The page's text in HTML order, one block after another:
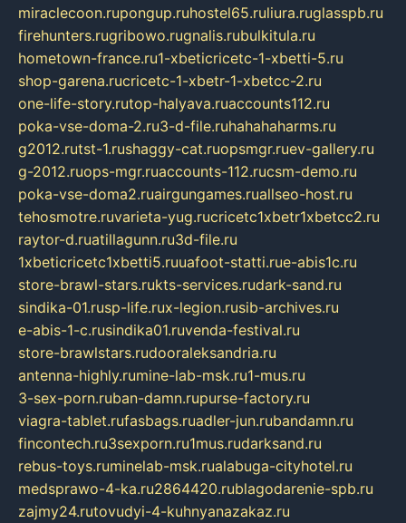
miraclecoon.rupongup.ruhostel65.ruliura.ruglasspb.ru
firehunters.rugribowo.rugnalis.rubulkitula.ru
hometown-france.ru1-xbeticricetc-1-xbetti-5.ru
shop-garena.rucricetc-1-xbetr-1-xbetcc-2.ru
one-life-story.rutop-halyava.ruaccounts112.ru
poka-vse-doma-2.ru3-d-file.ruhahahaharms.ru
g2012.rutst-1.rushaggy-cat.ruopsmgr.ruev-gallery.ru
g-2012.ruops-mgr.ruaccounts-112.rucsm-demo.ru
poka-vse-doma2.ruairgungames.ruallseo-host.ru
tehosmotre.ruvarieta-yug.rucricetc1xbetr1xbetcc2.ru
raytor-d.ruatillagunn.ru3d-file.ru
1xbeticricetc1xbetti5.ruuafoot-statti.rue-abis1c.ru
store-brawl-stars.rukts-services.rudark-sand.ru
sindika-01.rusp-life.rux-legion.rusib-archives.ru
e-abis-1-c.rusindika01.ruvenda-festival.ru
store-brawlstars.rudooraleksandria.ru
antenna-highly.rumine-lab-msk.ru1-mus.ru
3-sex-porn.ruban-damn.rupurse-factory.ru
viagra-tablet.rufasbags.ruadler-jun.rubandamn.ru
fincontech.ru3sexporn.ru1mus.rudarksand.ru
rebus-toys.ruminelab-msk.rualabuga-cityhotel.ru
medsprawo-4-ka.ru2864420.rublagodarenie-spb.ru
zajmy24.rutovudyi-4-kuhnyanazakaz.ru